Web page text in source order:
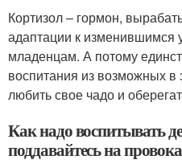
Кортизол – гормон,
адаптации к изменившимся
младенцам. А потому
воспитания из возможных в
любить свое чадо и
Как надо воспитывать
поддавайтесь на